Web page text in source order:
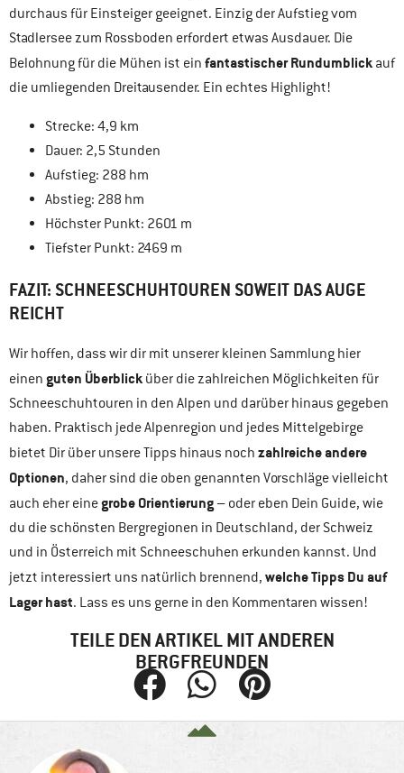
durchaus für Einsteiger geeignet. Einzig der Aufstieg vom
Stadlersee zum Rossboden erfordert etwas Ausdauer. Die
Belohnung für die Mühen ist ein fantastischer Rundumblick auf
die umliegenden Dreitausender. Ein echtes Highlight!
Strecke: 4,9 km
Dauer: 2,5 Stunden
Aufstieg: 288 hm
Abstieg: 288 hm
Höchster Punkt: 2601 m
Tiefster Punkt: 2469 m
FAZIT: SCHNEESCHUHTOUREN SOWEIT DAS AUGE
REICHT
Wir hoffen, dass wir dir mit unserer kleinen Sammlung hier
einen guten Überblick über die zahlreichen Möglichkeiten für
Schneeschuhtouren in den Alpen und darüber hinaus gegeben
haben. Praktisch jede Alpenregion und jedes Mittelgebirge
bietet Dir über unsere Tipps hinaus noch zahlreiche andere
Optionen, daher sind die oben genannten Vorschläge vielleicht
auch eher einegrobe Orientierung – oder eben Dein Guide, wie
du die schönsten Bergregionen in Deutschland, der Schweiz
und in Österreich mit Schneeschuhen erkunden kannst. Und
jetzt interessiert uns natürlich brennend, welche Tipps Du auf
Lager hast. Lass es uns gerne in den Kommentaren wissen!
TEILE DEN ARTIKEL MIT ANDEREN
BERGFREUNDEN